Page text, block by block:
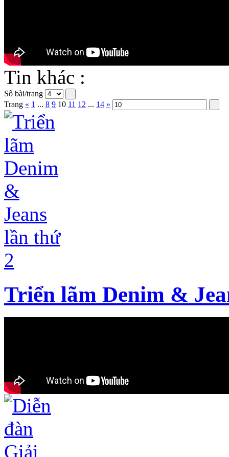
Tin khác :
Số bài/trang
Trang « 1 ... 8 9 10 11 12 ... 14 »
Triển lãm Denim &